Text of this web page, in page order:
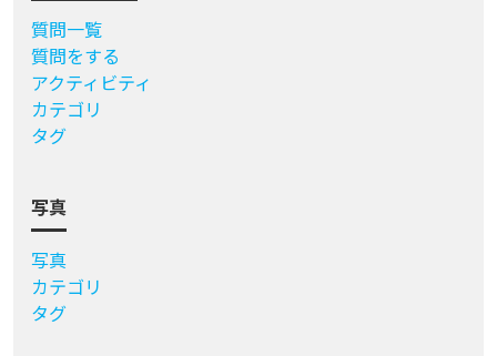
質問一覧
質問をする
アクティビティ
カテゴリ
タグ
写真
写真
カテゴリ
タグ